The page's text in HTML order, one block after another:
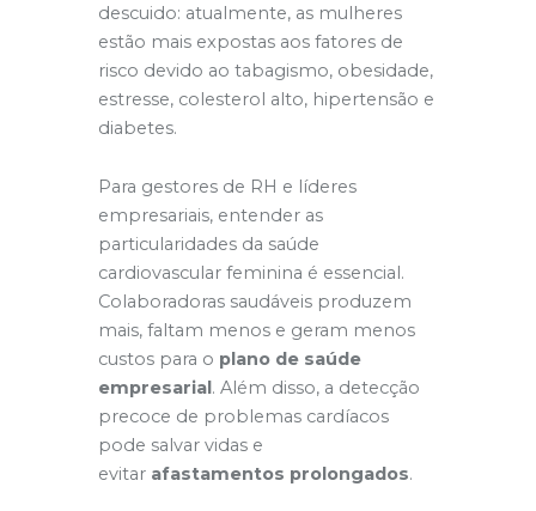
descuido: atualmente, as mulheres
estão mais expostas aos fatores de
risco devido ao tabagismo, obesidade,
estresse, colesterol alto, hipertensão e
diabetes.
Para gestores de RH e líderes
empresariais, entender as
particularidades da saúde
cardiovascular feminina é essencial.
Colaboradoras saudáveis produzem
mais, faltam menos e geram menos
custos para o plano de saúde
empresarial . Além disso, a detecção
precoce de problemas cardíacos
pode salvar vidas e
evitar afastamentos prolongados.